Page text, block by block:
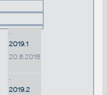
•
2019.1
20.8.2018
•
2019.2